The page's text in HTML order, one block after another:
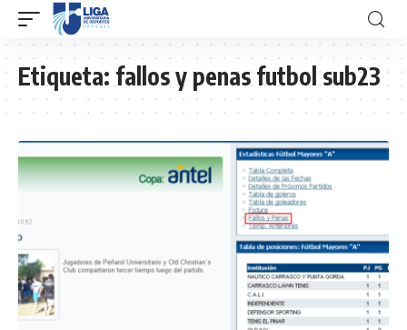
Etiqueta:fallos y penas futbol sub23